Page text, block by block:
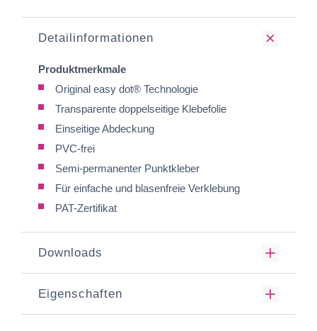
Detailinformationen
Produktmerkmale
Original easy dot® Technologie
Transparente doppelseitige Klebefolie
Einseitige Abdeckung
PVC-frei
Semi-permanenter Punktkleber
Für einfache und blasenfreie Verklebung
PAT-Zertifikat
Downloads
Eigenschaften